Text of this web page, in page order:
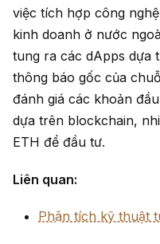
việc tích hợp công
kinh doanh ở nước
tung ra các dApps dựa
thông báo gốc của
đánh giá các khoản
dựa trên blockchain,
ETH để đầu tư.
Liên quan:
Phân tích kỹ thuật